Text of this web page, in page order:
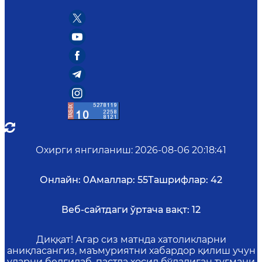
Охирги янгиланиш: 2026-08-06 20:18:41
Онлайн: 0Амаллар: 55Ташрифлар: 42
Веб-сайтдаги ўртача вақт: 12
Диққат! Агар сиз матнда хатоликларни
аниқласангиз, маъмуриятни хабардор қилиш учун